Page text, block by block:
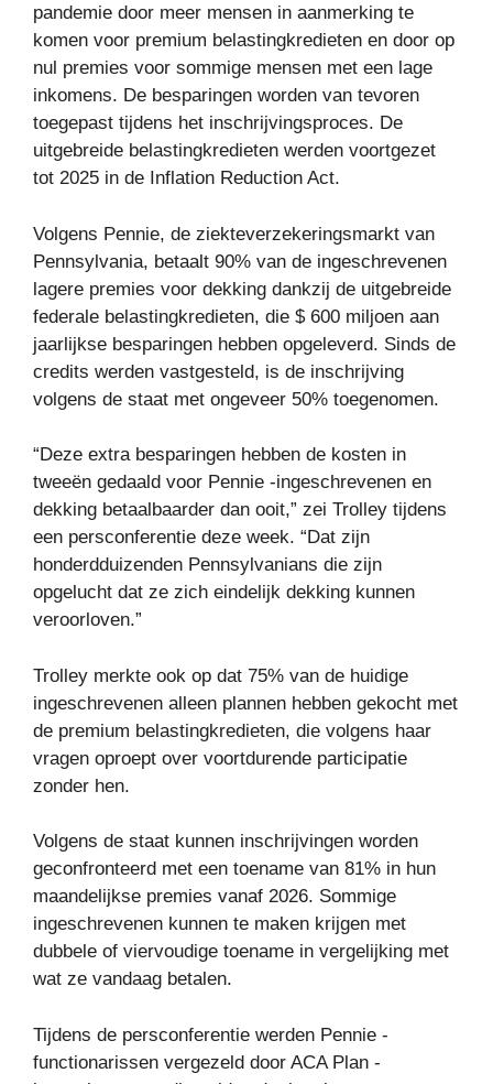
pandemie door meer mensen in aanmerking te
komen voor premium belastingkredieten en door op
nul premies voor sommige mensen met een lage
inkomens. De besparingen worden van tevoren
toegepast tijdens het inschrijvingsproces. De
uitgebreide belastingkredieten werden voortgezet
tot 2025 in de Inflation Reduction Act.
Volgens Pennie, de ziekteverzekeringsmarkt van
Pennsylvania, betaalt 90% van de ingeschrevenen
lagere premies voor dekking dankzij de uitgebreide
federale belastingkredieten, die $ 600 miljoen aan
jaarlijkse besparingen hebben opgeleverd. Sinds de
credits werden vastgesteld, is de inschrijving
volgens de staat met ongeveer 50% toegenomen.
“Deze extra besparingen hebben de kosten in
tweeën gedaald voor Pennie -ingeschrevenen en
dekking betaalbaarder dan ooit,” zei Trolley tijdens
een persconferentie deze week. “Dat zijn
honderdduizenden Pennsylvanians die zijn
opgelucht dat ze zich eindelijk dekking kunnen
veroorloven.”
Trolley merkte ook op dat 75% van de huidige
ingeschrevenen alleen plannen hebben gekocht met
de premium belastingkredieten, die volgens haar
vragen oproept over voortdurende participatie
zonder hen.
Volgens de staat kunnen inschrijvingen worden
geconfronteerd met een toename van 81% in hun
maandelijkse premies vanaf 2026. Sommige
ingeschrevenen kunnen te maken krijgen met
dubbele of viervoudige toename in vergelijking met
wat ze vandaag betalen.
Tijdens de persconferentie werden Pennie -
functionarissen vergezeld door ACA Plan -